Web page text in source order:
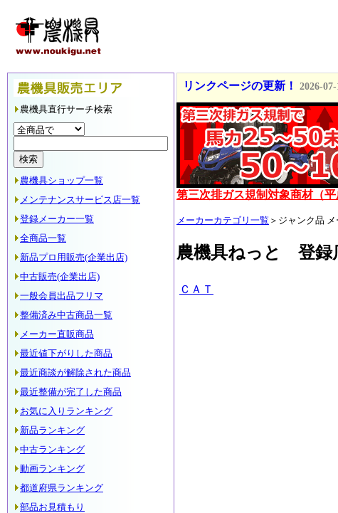
農機具直行サーチ検索
農機具ショップ一覧
メンテナンスサービス店一覧
登録メーカー一覧
全商品一覧
新品プロ用販売(企業出店)
中古販売(企業出店)
一般会員出品フリマ
整備済み中古商品一覧
メーカー直販商品
最近値下がりした商品
最近商談が解除された商品
最近整備が完了した商品
お気に入りランキング
新品ランキング
中古ランキング
動画ランキング
都道府県ランキング
部品お見積もり
リンクページの更新！
トラクター配達！ 2024-09-04
中古乗用モア入荷しました！
ロボット草刈機取扱始めまし
橋本機械スタッフ(橋本機械(
今日は、乗用草刈機の納品で
ひっぱりくんを管理機で引っ
第三次排ガス規制対象商材（
メーカーカテゴリ一覧 ＞ジャンク品
農機具ねっと 登録
ＣＡＴ